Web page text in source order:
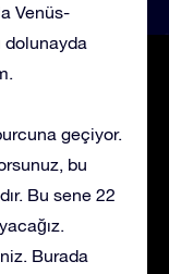
Venüs-
dolunayda
geçiyor.
bu
Bu sene 22
Burada